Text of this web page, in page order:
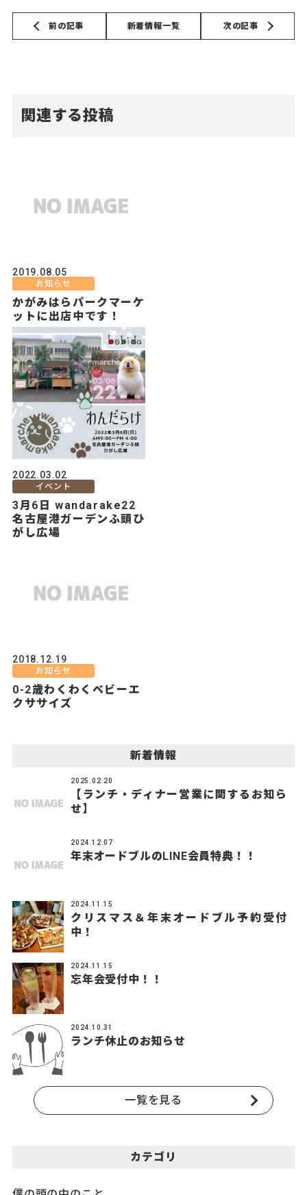
前の記事 次の記事
新着情報一覧
関連する投稿
2019.08.05
お知らせ
かがみはらパークマーケ
ットに出店中です！
2022.03.02
イベント
3月6日 wandarake22
名古屋港ガーデンふ頭ひ
がし広場
2018.12.19
お知らせ
0-2歳わくわくベビーエ
クササイズ
新着情報
2025.02.20
【ランチ・ディナー営業に関するお知ら
せ】
2024.12.07
年末オードブルのLINE会員特典！！
2024.11.15
クリスマス＆年末オードブル予約受付
中！
2024.11.15
忘年会受付中！！
2024.10.31
ランチ休止のお知らせ
一覧を見る
カテゴリ